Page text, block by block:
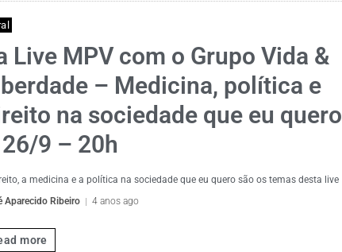
Live MPV com o Grupo Vida &
– Medicina, política e
na sociedade que eu quero
9 – 20h
a medicina e a política na sociedade que eu quero são os temas desta live
Aparecido Ribeiro
4 anos ago
more